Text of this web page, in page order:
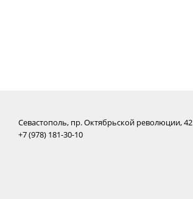
Севастополь, пр. Октябрьской революции, 42
+7 (978) 181-30-10